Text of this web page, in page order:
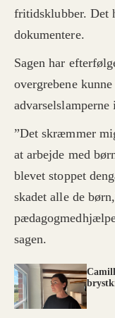
fritidsklubber. Det
dokumentere.
Sagen har
overgrebene
”Det skræmmer
at arbejde med
blevet stoppet
skadet alle de
sagen.